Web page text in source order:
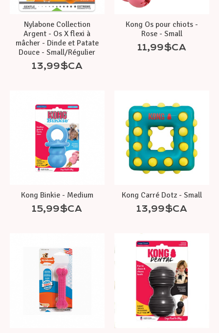
Nylabone Collection
Argent - Os X flexi à
mâcher - Dinde et Patate
Douce - Small/Régulier
13,99$CA
Kong Os pour chiots -
Rose - Small
11,99$CA
Kong Binkie - Medium
15,99$CA
Kong Carré Dotz - Small
13,99$CA